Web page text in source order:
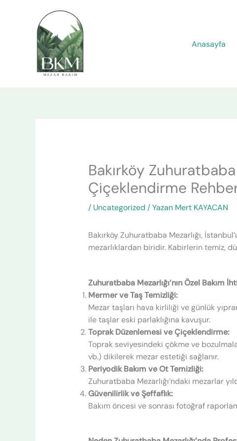
Anasayfa
Bakırköy
Çiçeklendirme
/ Uncategorized / Yazan Mert KAYACAN
Bakırköy Zuhuratbaba Mezarlığı,
mezarlıklardan biridir. Kabirlerin temiz,
Zuhuratbaba Mezarlığı’nın Özel Bakım
Mermer ve Taş Temizliği:
Mezar taşları hava kirliliği ve günlük
ile taşlar eski parlaklığına kavuşur.
Toprak Düzenlemesi ve Çiçeklendirme:
Toprak seviyesindeki çökme ve
vb.) dikilerek mezar estetiği sağlanır.
Periyodik Bakım ve Ot Temizliği:
Zuhuratbaba Mezarlığı’ndaki mezarlar
Güvenilirlik ve Şeffaflık:
Bakım öncesi ve sonrası fotoğraf